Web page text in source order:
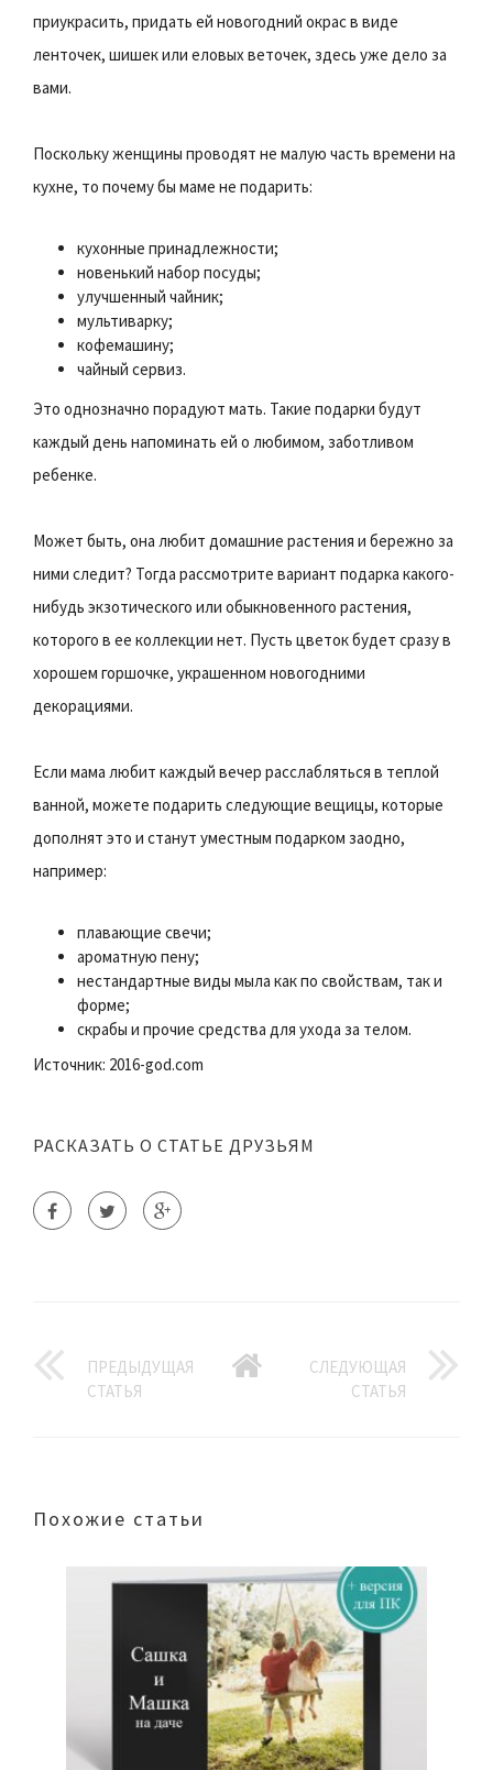
приукрасить, придать ей новогодний окрас в виде
ленточек, шишек или еловых веточек, здесь уже дело за
вами.
Поскольку женщины проводят не малую часть времени на
кухне, то почему бы маме не подарить:
кухонные принадлежности;
новенький набор посуды;
улучшенный чайник;
мультиварку;
кофемашину;
чайный сервиз.
Это однозначно порадуют мать. Такие подарки будут
каждый день напоминать ей о любимом, заботливом
ребенке.
Может быть, она любит домашние растения и бережно за
ними следит? Тогда рассмотрите вариант подарка какого-
нибудь экзотического или обыкновенного растения,
которого в ее коллекции нет. Пусть цветок будет сразу в
хорошем горшочке, украшенном новогодними
декорациями.
Если мама любит каждый вечер расслабляться в теплой
ванной, можете подарить следующие вещицы, которые
дополнят это и станут уместным подарком заодно,
например:
плавающие свечи;
ароматную пену;
нестандартные виды мыла как по свойствам, так и
форме;
скрабы и прочие средства для ухода за телом.
Источник: 2016-god.com
РАСКАЗАТЬ О СТАТЬЕ ДРУЗЬЯМ
ПРЕДЫДУЩАЯ
СТАТЬЯ
СЛЕДУЮЩАЯ
СТАТЬЯ
Похожие статьи